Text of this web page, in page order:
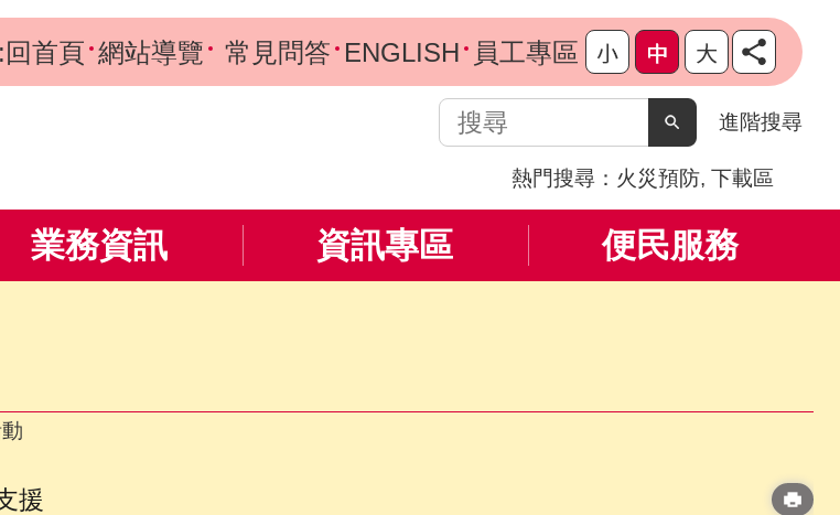
回首頁 網站導覽 常見問答 ENGLISH 員工專區
搜
尋
進階搜尋
熱門搜尋： 火災預防 下載區
業務資訊 資訊專區 便民服務
援